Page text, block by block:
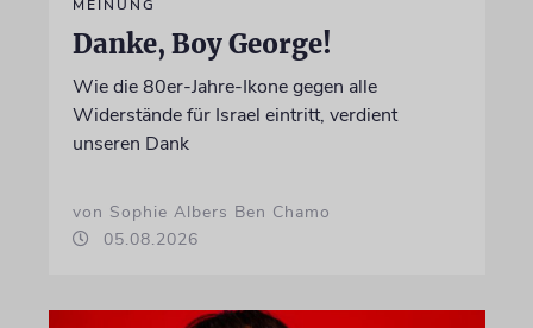
MEINUNG
Danke, Boy George!
Wie die 80er-Jahre-Ikone gegen alle
Widerstände für Israel eintritt, verdient
unseren Dank
von Sophie Albers Ben Chamo
05.08.2026